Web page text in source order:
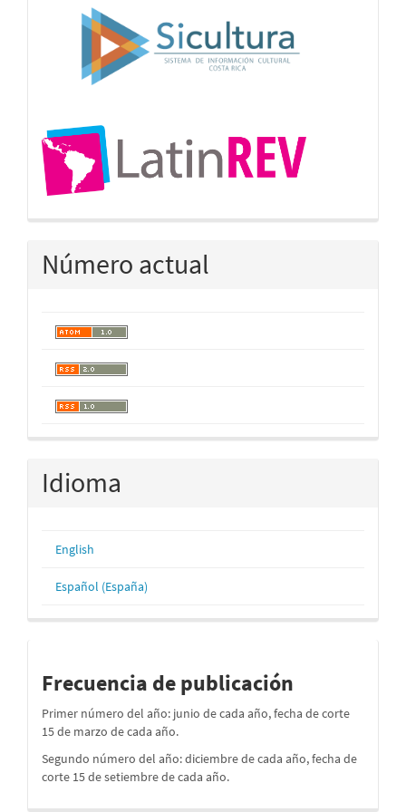
Número actual
Idioma
English
Español (España)
Frecuencia de publicación
Primer número del año: junio de cada año, fecha de corte
15 de marzo de cada año.
Segundo número del año: diciembre de cada año, fecha de
corte 15 de setiembre de cada año.